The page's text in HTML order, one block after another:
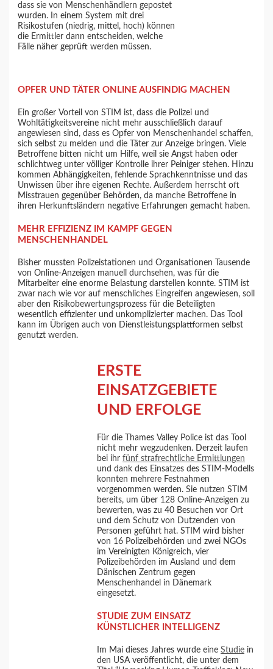
dass sie von Menschenhändlern gepostet
wurden. In einem System mit drei
Risikostufen (niedrig, mittel, hoch) können
die Ermittler dann entscheiden, welche
Fälle näher geprüft werden müssen.
OPFER UND TÄTER ONLINE AUSFINDIG MACHEN
Ein großer Vorteil von STIM ist, dass die Polizei und
Wohltätigkeitsvereine nicht mehr ausschließlich darauf
angewiesen sind, dass es Opfer von Menschenhandel schaffen,
sich selbst zu melden und die Täter zur Anzeige bringen. Viele
Betroffene bitten nicht um Hilfe, weil sie Angst haben oder
schlichtweg unter völliger Kontrolle ihrer Peiniger stehen. Hinzu
kommen Abhängigkeiten, fehlende Sprachkenntnisse und das
Unwissen über ihre eigenen Rechte. Außerdem herrscht oft
Misstrauen gegenüber Behörden, da manche Betroffene in
ihren Herkunftsländern negative Erfahrungen gemacht haben.
MEHR EFFIZIENZ IM KAMPF GEGEN
MENSCHENHANDEL
Bisher mussten Polizeistationen und Organisationen Tausende
von Online-Anzeigen manuell durchsehen, was für die
Mitarbeiter eine enorme Belastung darstellen konnte. STIM ist
zwar nach wie vor auf menschliches Eingreifen angewiesen, soll
aber den Risikobewertungsprozess für die Beteiligten
wesentlich effizienter und unkomplizierter machen. Das Tool
kann im Übrigen auch von Dienstleistungsplattformen selbst
genutzt werden.
ERSTE
EINSATZGEBIETE
UND ERFOLGE
Für die Thames Valley Police ist das Tool
nicht mehr wegzudenken. Derzeit laufen
bei ihr fünf strafrechtliche Ermittlungen
und dank des Einsatzes des STIM-Modells
konnten mehrere Festnahmen
vorgenommen werden. Sie nutzen STIM
bereits, um über 128 Online-Anzeigen zu
bewerten, was zu 40 Besuchen vor Ort
und dem Schutz von Dutzenden von
Personen geführt hat. STIM wird bisher
von 16 Polizeibehörden und zwei NGOs
im Vereinigten Königreich, vier
Polizeibehörden im Ausland und dem
Dänischen Zentrum gegen
Menschenhandel in Dänemark
eingesetzt.
STUDIE ZUM EINSATZ
KÜNSTLICHER INTELLIGENZ
Im Mai dieses Jahres wurde eine Studie in
den USA veröffentlicht, die unter dem